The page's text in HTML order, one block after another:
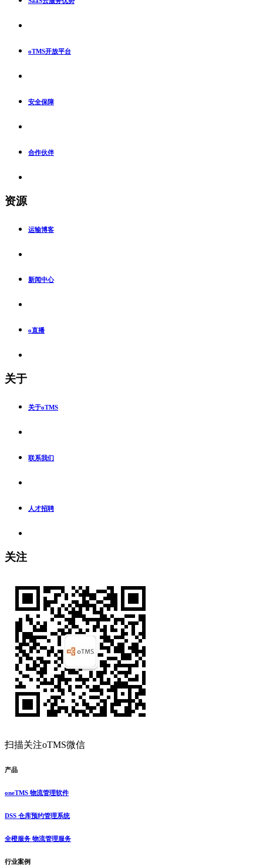
oTMS开放平台
安全保障
合作伙伴
资源
运输博客
新闻中心
o直播
关于
关于oTMS
联系我们
人才招聘
关注
扫描关注oTMS微信
产品
oneTMS 物流管理软件
DSS 仓库预约管理系统
全橙服务 物流管理服务
行业案例